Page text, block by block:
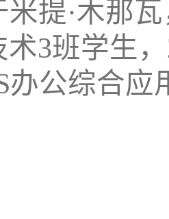
米提·木那
术3班学生
办公综合应